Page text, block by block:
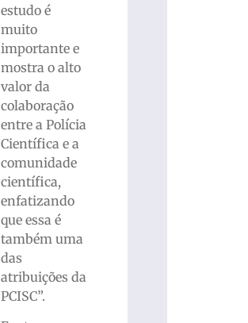
estudo é
muito
importante e
mostra o alto
valor da
colaboração
entre a Polícia
Científica e a
comunidade
científica,
enfatizando
que essa é
também uma
das
atribuições da
PCISC”.